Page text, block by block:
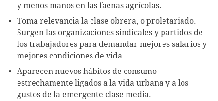
y menos manos en las faenas agrícolas.
Toma relevancia la clase obrera, o proletariado.
Surgen las organizaciones sindicales y partidos de
los trabajadores para demandar mejores salarios y
mejores condiciones de vida.
Aparecen nuevos hábitos de consumo
estrechamente ligados a la vida urbana y a los
gustos de la emergente clase media.